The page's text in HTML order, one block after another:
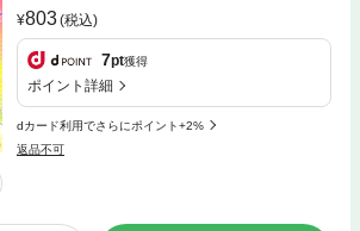
803(税込)
7pt獲得
ポイント詳細
dカード利用でさらにポイント+2%
返品不可